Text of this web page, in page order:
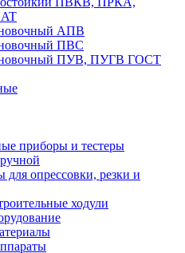
АПВ
ПВС
ПУВ, ПУГВ ГОСТ
приборы и тестеры
для опрессовки, резки и
ходули